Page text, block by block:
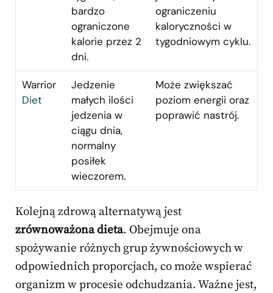
bardzo
ograniczone
kalorie przez 2
dni.
ograniczeniu
kaloryczności w
tygodniowym cyklu.
Warrior
Diet
Jedzenie
małych ilości
jedzenia w
ciągu dnia,
normalny
posiłek
wieczorem.
Może zwiększać
poziom energii oraz
poprawić nastrój.
Kolejną zdrową alternatywą jest
zrównoważona dieta. Obejmuje ona
spożywanie różnych grup żywnościowych w
odpowiednich proporcjach, co może wspierać
organizm w procesie odchudzania. Ważne jest,